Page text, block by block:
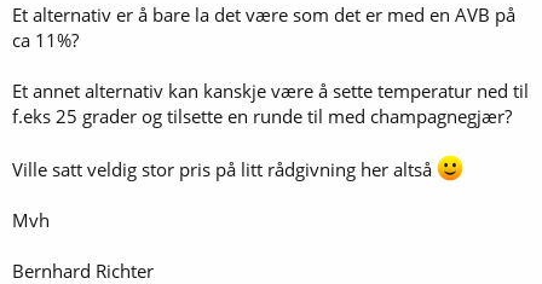
Et alternativ er å bare la det være som det er med en AVB på
ca 11%?
Et annet alternativ kan kanskje være å sette temperatur ned til
f.eks 25 grader og tilsette en runde til med champagnegjær?
Ville satt veldig stor pris på litt rådgivning her altså
Mvh
Bernhard Richter